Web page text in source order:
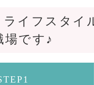
ライフスタ
場です♪